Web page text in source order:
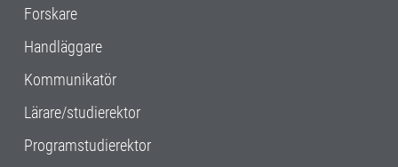
Forskare
Handläggare
Kommunikatör
Lärare/studierektor
Programstudierektor